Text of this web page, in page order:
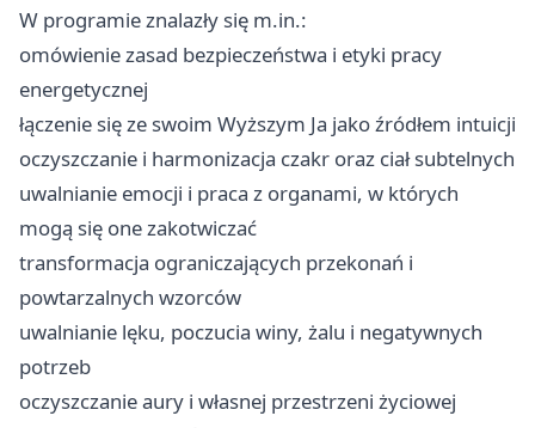
W programie znalazły się m.in.:
omówienie zasad bezpieczeństwa i etyki pracy
energetycznej
łączenie się ze swoim Wyższym Ja jako źródłem intuicji
oczyszczanie i harmonizacja czakr oraz ciał subtelnych
uwalnianie emocji i praca z organami, w których
mogą się one zakotwiczać
transformacja ograniczających przekonań i
powtarzalnych wzorców
uwalnianie lęku, poczucia winy, żalu i negatywnych
potrzeb
oczyszczanie aury i własnej przestrzeni życiowej